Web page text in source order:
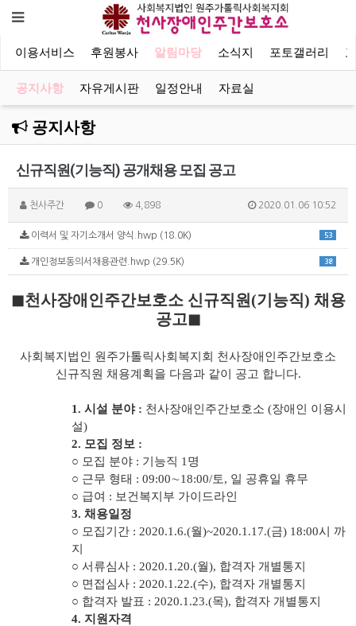
이용서비스 후원봉사 알림마당 소식지 포토갤러리
공지사항 자유게시판 일정안내 자료실
공지사항
신규직원(기능직) 공개채용 모집 공고
천사주간 0 4,898 2020.01.06 10:52
53
이력서 및 자기소개서 양식.hwp (18.0K)
38
개인정보동의서채용관련.hwp (29.5K)
◼천사장애인주간보호소 신규직원 (기능직) 채용
공고◼
사회복지법인 원주가톨릭사회복지회 천사장애인주간보호소
신규직원 채용계획을 다음과 같이 공고 합니다.
1. 시설 분야 : 천사장애인주간보호소 (장애인 이용시
설)
2. 모집 정보 :
○ 모집 분야 : 기능직 1 명
○ 근무 형태 : 09:00∼18:00/토, 일 공휴일 휴무
○ 급여 : 보건복지부 가이드라인
3. 채용일정
○ 모집기간 : 2020.1.6.(월)~2020.1.17.(금) 18:00시 까
지
○ 서류심사 : 2020.1.20.(월), 합격자 개별통지
○ 면접심사 : 2020.1.22.(수), 합격자 개별통지
○ 합격자 발표 : 2020.1.23.(목), 합격자 개별통지
4. 지원자격